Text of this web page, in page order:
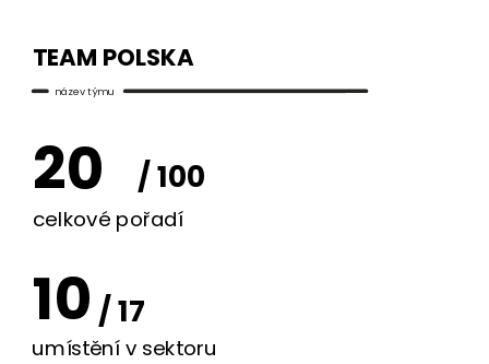
TEAM POLSKA
název týmu
20 / 100
celkové pořadí
10 / 17
umístění v sektoru